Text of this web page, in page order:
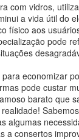
com vidros,
a vida útil do
físico aos
pode
economizar
pode custar
barato que
algumas
a consertos